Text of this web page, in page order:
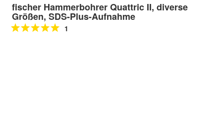
fischer Hammerbohrer Quattric II, diverse
Größen, SDS-Plus-Aufnahme
1